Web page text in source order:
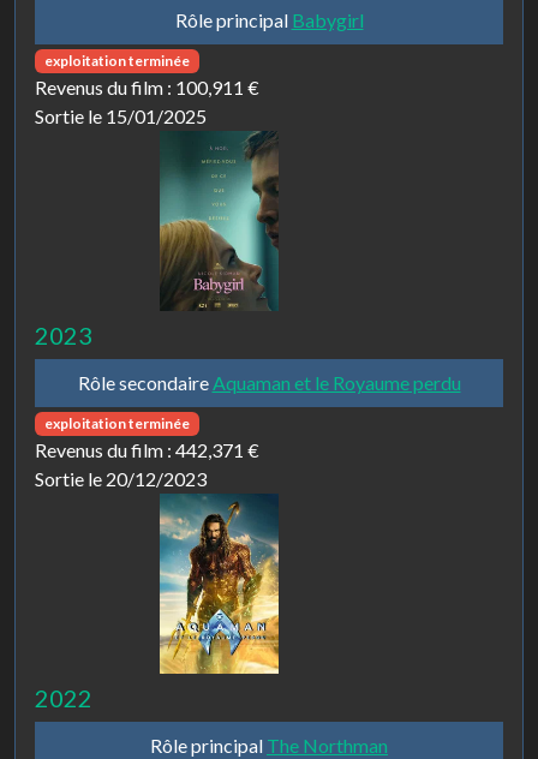
Rôle principal Babygirl
exploitation terminée
Revenus du film : 100,911 €
Sortie le 15/01/2025
2023
Rôle secondaireAquaman et le Royaume perdu
exploitation terminée
Revenus du film : 442,371 €
Sortie le 20/12/2023
2022
Rôle principal The Northman